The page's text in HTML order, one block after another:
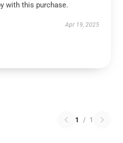
with this purchase.
Apr 19, 2025
1 / 1